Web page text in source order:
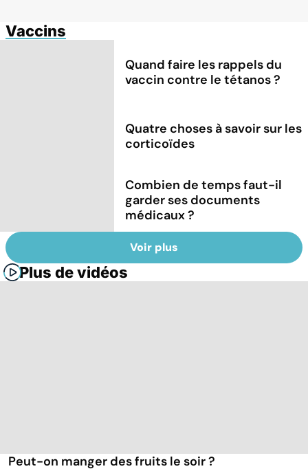
Vaccins
Quand faire les rappels du
vaccin contre le tétanos ?
Quatre choses à savoir sur les
corticoïdes
Combien de temps faut-il
garder ses documents
médicaux ?
Voir plus
Plus de vidéos
Peut-on manger des fruits le soir ?